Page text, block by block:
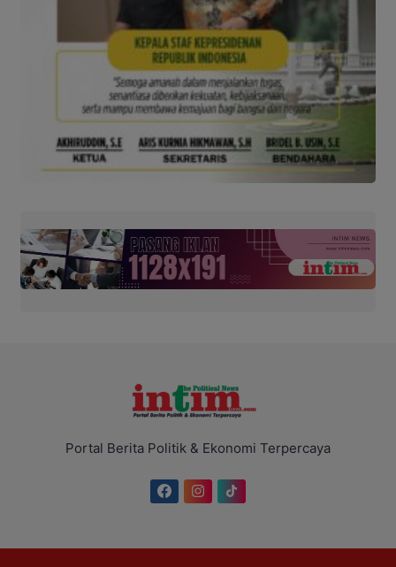
Portal Berita Politik & Ekonomi Terpercaya